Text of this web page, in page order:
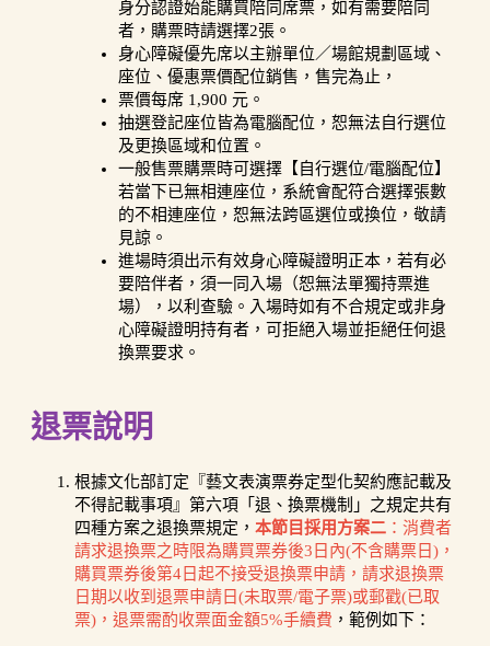
身分認證始能購買陪同席票，如有需要陪同
者，購票時請選擇2張。
身心障礙優先席以主辦單位／場館規劃區域、
座位、優惠票價配位銷售，售完為止，
票價每席 1,900 元。
抽選登記座位皆為電腦配位，恕無法自行選位
及更換區域和位置。
一般售票購票時可選擇【自行選位/電腦配位】
若當下已無相連座位，系統會配符合選擇張數
的不相連座位，恕無法跨區選位或換位，敬請
見諒。
進場時須出示有效身心障礙證明正本，若有必
要陪伴者，須一同入場（恕無法單獨持票進
場），以利查驗。入場時如有不合規定或非身
心障礙證明持有者，可拒絕入場並拒絕任何退
換票要求。
退票說明
根據文化部訂定『藝文表演票券定型化契約應記載及
不得記載事項』第六項「退、換票機制」之規定共有
四種方案之退換票規定， 本節目採用方案二 ：消費者
請求退換票之時限為購買票券後3日內(不含購票日)，
購買票券後第4日起不接受退換票申請，請求退換票
日期以收到退票申請日(未取票/電子票)或郵戳(已取
票)，退票需酌收票面金額5%手續費 ，範例如下：